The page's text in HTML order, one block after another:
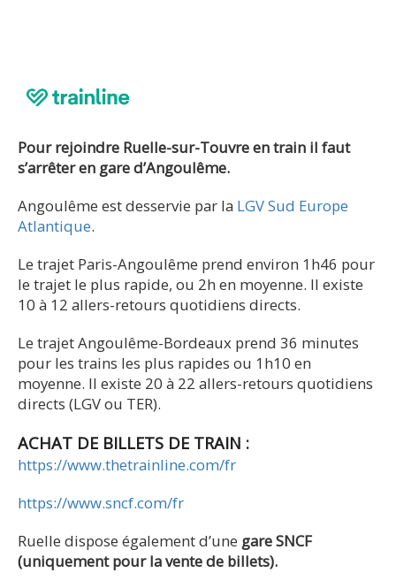
Pour rejoindre Ruelle-sur-Touvre en train il faut
s’arrêter en gare d’Angoulême.
Angoulême est desservie par la LGV Sud Europe
Atlantique.
Le trajet Paris-Angoulême prend environ 1h46 pour
le trajet le plus rapide, ou 2h en moyenne. Il existe
10 à 12 allers-retours quotidiens directs.
Le trajet Angoulême-Bordeaux prend 36 minutes
pour les trains les plus rapides ou 1h10 en
moyenne. Il existe 20 à 22 allers-retours quotidiens
directs (LGV ou TER).
ACHAT DE BILLETS DE TRAIN :
https://www.thetrainline.com/fr
https://www.sncf.com/fr
Ruelle dispose également d’une gare SNCF
(uniquement pour la vente de billets).